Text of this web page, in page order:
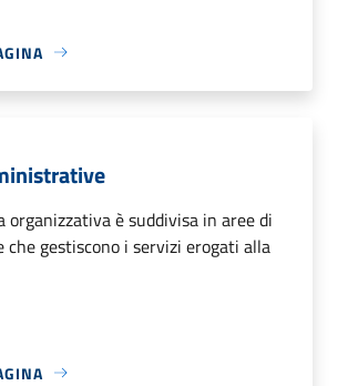
è suddivisa in aree di
che gestiscono i servizi erogati alla